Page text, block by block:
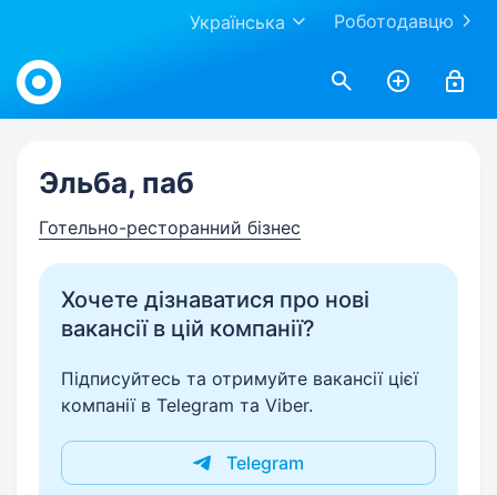
Роботодавцю
Українська
Work.ua
Эльба, паб
Готельно-ресторанний бізнес
Хочете дізнаватися про нові
вакансії в цій компанії?
Підписуйтесь та отримуйте вакансії цієї
компанії в Telegram та Viber.
Telegram